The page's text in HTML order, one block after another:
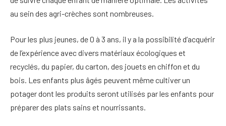
au sein des agri-crèches sont nombreuses.
Pour les plus jeunes, de 0 à 3 ans, il y a la possibilité d’acquérir
de l’expérience avec divers matériaux écologiques et
recyclés, du papier, du carton, des jouets en chiffon et du
bois. Les enfants plus âgés peuvent même cultiver un
potager dont les produits seront utilisés par les enfants pour
préparer des plats sains et nourrissants.